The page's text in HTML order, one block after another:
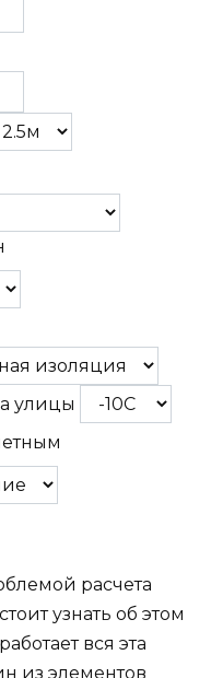
улицы
расчета
узнать об этом
вся эта
из элементов